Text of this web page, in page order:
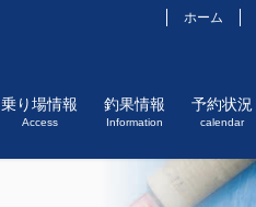
ホーム
乗り場情報
Access
釣果情報
Information
予約状況
calendar